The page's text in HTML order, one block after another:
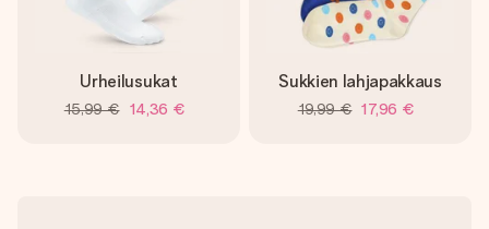
Urheilusukat
15,99 € 14,36 €
Sukkien lahjapakkaus
19,99 € 17,96 €